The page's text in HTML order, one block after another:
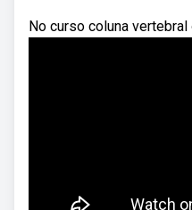
No curso coluna